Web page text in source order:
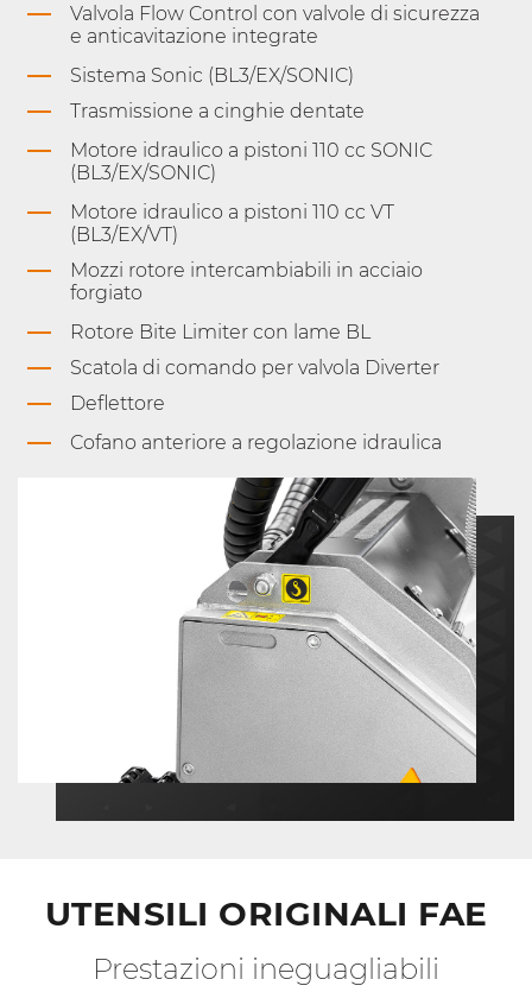
Valvola Flow Control con valvole di sicurezza
e anticavitazione integrate
Sistema Sonic (BL3/EX/SONIC)
Trasmissione a cinghie dentate
Motore idraulico a pistoni 110 cc SONIC
(BL3/EX/SONIC)
Motore idraulico a pistoni 110 cc VT
(BL3/EX/VT)
Mozzi rotore intercambiabili in acciaio
forgiato
Rotore Bite Limiter con lame BL
Scatola di comando per valvola Diverter
Deflettore
Cofano anteriore a regolazione idraulica
UTENSILI ORIGINALI FAE
Prestazioni ineguagliabili